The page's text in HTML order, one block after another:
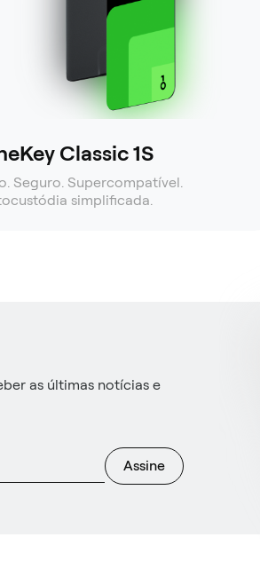
Classic 1S
Seguro. Supercompatível.
simplificada.
as últimas notícias e
Assine